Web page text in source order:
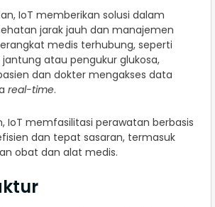
IoT memberikan solusi dalam
jarak jauh dan manajemen
medis terhubung, seperti
atau pengukur glukosa,
dan dokter mengakses data
real-time.
IoT memfasilitasi perawatan berbasis
dan tepat sasaran, termasuk
obat dan alat medis.